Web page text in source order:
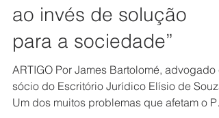
“mudança traz problema
ao invés de solução
para a sociedade”
ARTIGO Por James Bartolomé, advogado e
sócio do Escritório Jurídico Elísio de Souza